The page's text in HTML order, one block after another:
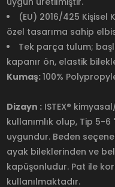
(EU) 2016/425 Kişisel
özel tasarıma sahip
Tek parça tulum;
kapanır ön, elastik
Kumaş:100%
Dizayn : ISTEX®
kullanımlık olup, Tip 5-6
uygundur. Beden
ayak bileklerinden ve
kapüşonludur. Pat ile
kullanılmaktadır.